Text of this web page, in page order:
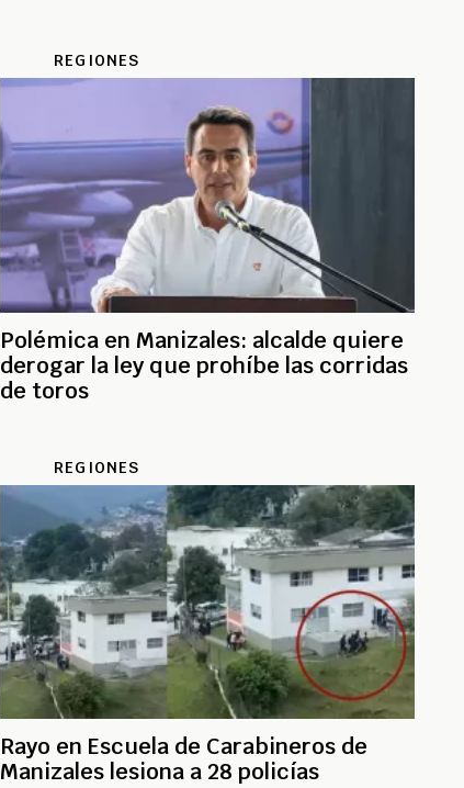
REGIONES
Polémica en Manizales: alcalde quiere
derogar la ley que prohíbe las corridas
de toros
REGIONES
Rayo en Escuela de Carabineros de
Manizales lesiona a 28 policías